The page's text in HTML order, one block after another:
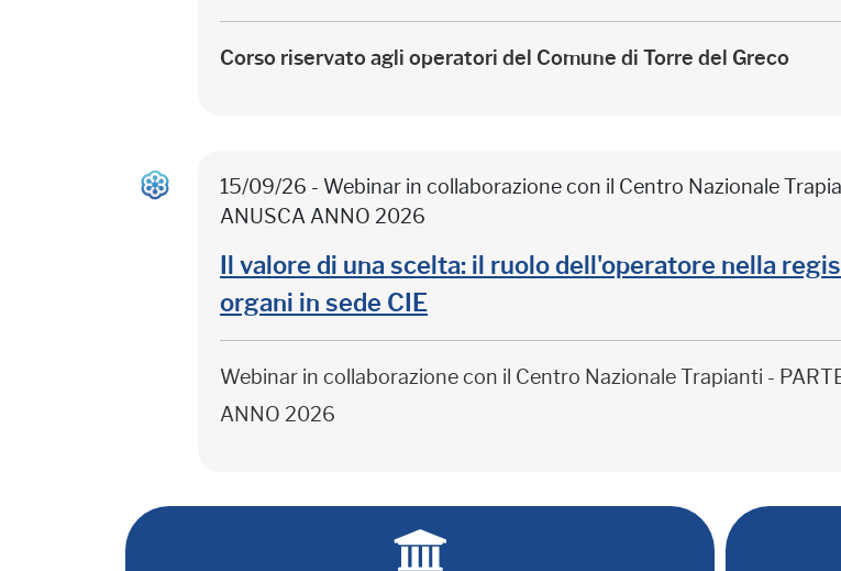
Corso riservato agli operatori del Comune di Torre del Greco
15/09/26 - Webinar in collaborazione con il Centro Nazionale
ANUSCA ANNO 2026
Il valore di una scelta: il ruolo dell'operatore nella
organi in sede CIE
Webinar in collaborazione con il Centro Nazionale Trapianti -
ANNO 2026